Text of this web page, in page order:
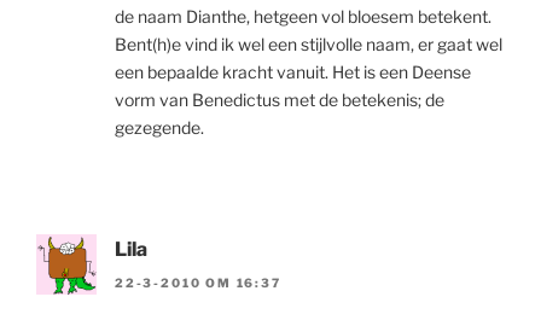
de naam Dianthe, hetgeen vol bloesem betekent.
Bent(h)e vind ik wel een stijlvolle naam, er gaat wel
een bepaalde kracht vanuit. Het is een Deense
vorm van Benedictus met de betekenis; de
gezegende.
Lila
22-3-2010 OM 16:37